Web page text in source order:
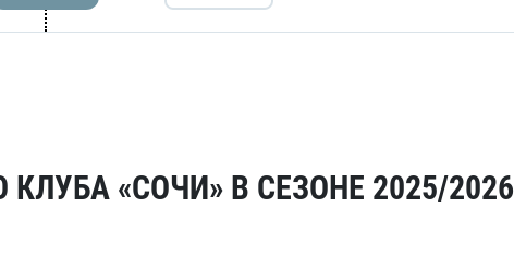
«СОЧИ» В СЕЗОНЕ 2025/2026